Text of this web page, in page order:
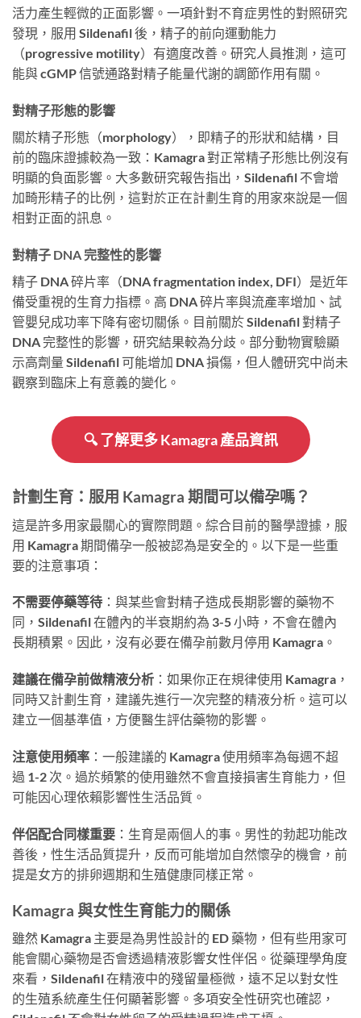
活力產生輕微的正面影響。一項針對不育症男性的對照研究
發現，服用 Sildenafil 後，精子的前向運動能力
（progressive motility）有適度改善。研究人員推測，這可
能與 cGMP 信號通路對精子能量代謝的調節作用有關。
對精子形態的影響
關於精子形態（morphology），即精子的形狀和結構，目
前的臨床證據較為一致：Kamagra 對正常精子形態比例沒有
明顯的負面影響。大多數研究報告指出，Sildenafil 不會增
加畸形精子的比例，這對於正在計劃生育的用家來說是一個
相對正面的訊息。
對精子 DNA 完整性的影響
精子 DNA 碎片率（DNA fragmentation index, DFI）是近年
備受重視的生育力指標。高 DNA 碎片率與流產率增加、試
管嬰兒成功率下降有密切關係。目前關於 Sildenafil 對精子
DNA 完整性的影響，研究結果較為分歧。部分動物實驗顯
示高劑量 Sildenafil 可能增加 DNA 損傷，但人體研究中尚未
觀察到臨床上有意義的變化。
🔍 了解更多 Kamagra 產品資訊
計劃生育：服用 Kamagra 期間可以備孕嗎？
這是許多用家最關心的實際問題。綜合目前的醫學證據，服
用 Kamagra 期間備孕一般被認為是安全的。以下是一些重
要的注意事項：
不需要停藥等待 ：與某些會對精子造成長期影響的藥物不
同，Sildenafil 在體內的半衰期約為 3-5 小時，不會在體內
長期積累。因此，沒有必要在備孕前數月停用 Kamagra。
建議在備孕前做精液分析 ：如果你正在規律使用 Kamagra，
同時又計劃生育，建議先進行一次完整的精液分析。這可以
建立一個基準值，方便醫生評估藥物的影響。
注意使用頻率 ：一般建議的 Kamagra 使用頻率為每週不超
過 1-2 次。過於頻繁的使用雖然不會直接損害生育能力，但
可能因心理依賴影響性生活品質。
伴侶配合同樣重要 ：生育是兩個人的事。男性的勃起功能改
善後，性生活品質提升，反而可能增加自然懷孕的機會，前
提是女方的排卵週期和生殖健康同樣正常。
Kamagra 與女性生育能力的關係
雖然 Kamagra 主要是為男性設計的 ED 藥物，但有些用家可
能會關心藥物是否會透過精液影響女性伴侶。從藥理學角度
來看，Sildenafil 在精液中的殘留量極微，遠不足以對女性
的生殖系統產生任何顯著影響。多項安全性研究也確認，